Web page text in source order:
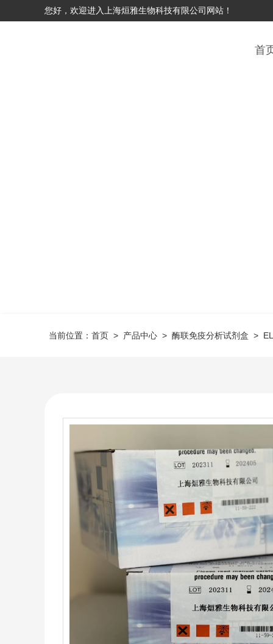
您好，欢迎进入上海烜雅生物科技有限公司网站！
首
当前位置： 首页> 产品中心> 酶联免疫分析试剂盒 >